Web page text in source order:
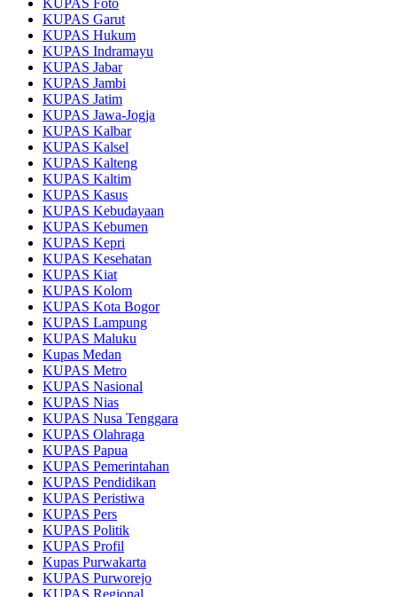
KUPAS Foto
KUPAS Garut
KUPAS Hukum
KUPAS Indramayu
KUPAS Jabar
KUPAS Jambi
KUPAS Jatim
KUPAS Jawa-Jogja
KUPAS Kalbar
KUPAS Kalsel
KUPAS Kalteng
KUPAS Kaltim
KUPAS Kasus
KUPAS Kebudayaan
KUPAS Kebumen
KUPAS Kepri
KUPAS Kesehatan
KUPAS Kiat
KUPAS Kolom
KUPAS Kota Bogor
KUPAS Lampung
KUPAS Maluku
Kupas Medan
KUPAS Metro
KUPAS Nasional
KUPAS Nias
KUPAS Nusa Tenggara
KUPAS Olahraga
KUPAS Papua
KUPAS Pemerintahan
KUPAS Pendidikan
KUPAS Peristiwa
KUPAS Pers
KUPAS Politik
KUPAS Profil
Kupas Purwakarta
KUPAS Purworejo
KUPAS Regional